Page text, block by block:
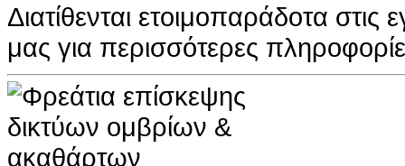
Διατίθενται ετοιμοπαράδοτα
μας για περισσότερες